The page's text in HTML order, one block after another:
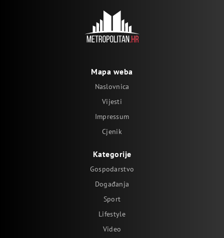
Mapa weba
Naslovnica
Vijesti
Impressum
Cjenik
Kategorije
Gospodarstvo
Događanja
Sport
Lifestyle
Video